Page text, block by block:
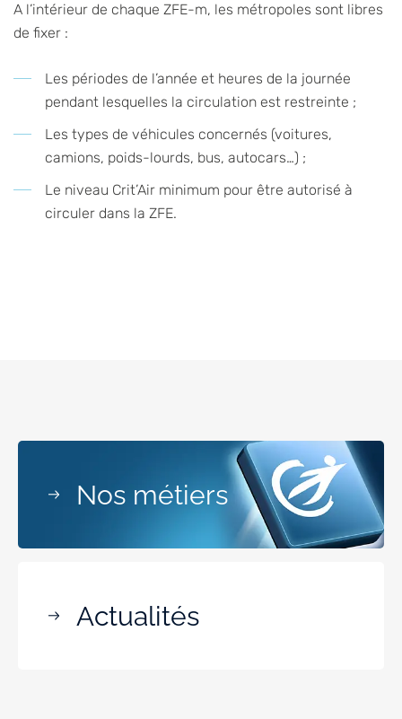
A l’intérieur de chaque ZFE-m, les métropoles sont libres
de fixer :
Les périodes de l’année et heures de la journée
pendant lesquelles la circulation est restreinte ;
Les types de véhicules concernés (voitures,
camions, poids-lourds, bus, autocars…) ;
Le niveau Crit’Air minimum pour être autorisé à
circuler dans la ZFE.
Nos métiers
Actualités